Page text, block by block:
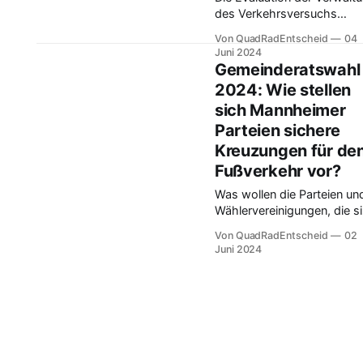
des Verkehrsversuchs
Versuch war ein Erfolg. Wie
wollen Mannheimer Parteien
zentrale
vermeiden, das fragen wir
Mannheimer Parteien vor
Gemeinderatswahlen 2024.
Von QuadRadEntscheid
04
Juni 2024
Gemeinderatswahl
2024: Wie stellen
sich Mannheimer
Parteien sichere
Kreuzungen für
Fußverkehr vor?
Was wollen die Parteien
Wählervereinigungen, die
Gemeinderat aufgestellt
Von QuadRadEntscheid
02
Juni 2024